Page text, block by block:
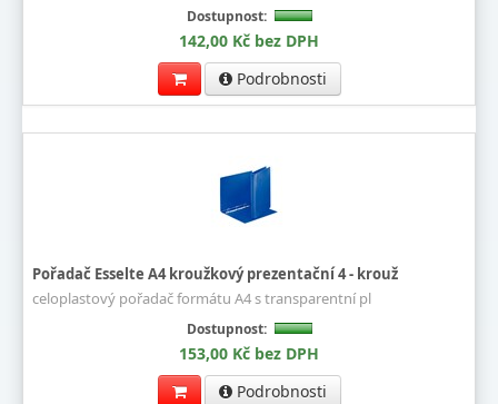
Dostupnost:
142,00 Kč bez DPH
Podrobnosti
Pořadač Esselte A4 kroužkový prezentační 4 - krouž
celoplastový pořadač formátu A4 s transparentní pl
Dostupnost:
153,00 Kč bez DPH
Podrobnosti